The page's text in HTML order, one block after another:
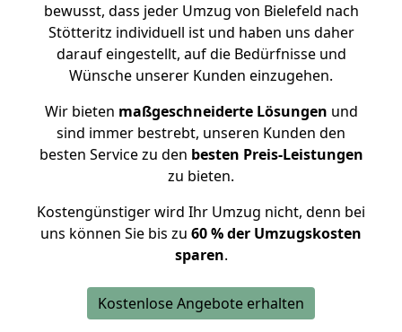
bewusst, dass jeder Umzug von Bielefeld nach
Stötteritz individuell ist und haben uns daher
darauf eingestellt, auf die Bedürfnisse und
Wünsche unserer Kunden einzugehen.
Wir bieten maßgeschneiderte Lösungen und
sind immer bestrebt, unseren Kunden den
besten Service zu den besten Preis-Leistungen
zu bieten.
Kostengünstiger wird Ihr Umzug nicht, denn bei
uns können Sie bis zu 60 % der Umzugskosten
sparen.
Kostenlose Angebote erhalten